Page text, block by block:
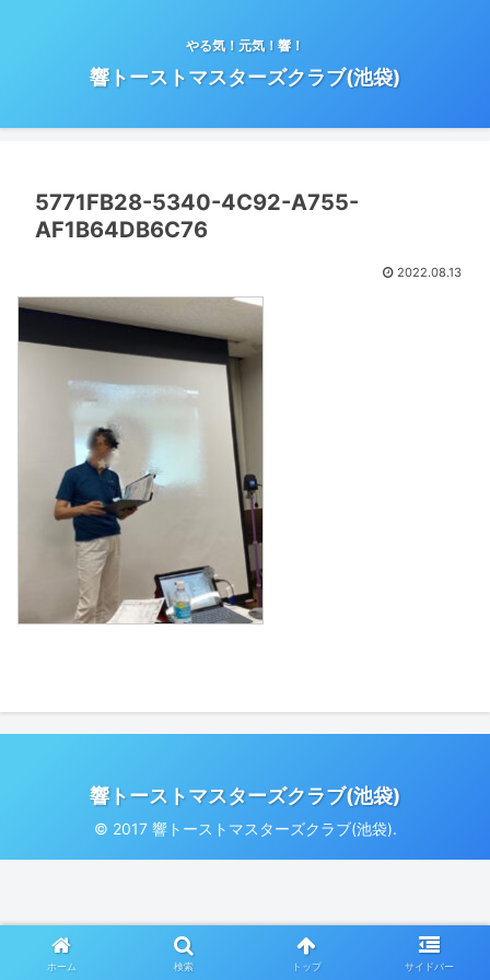
やる気！元気！響！
響トーストマスターズクラブ(池袋)
5771FB28-5340-4C92-A755-
AF1B64DB6C76
2022.08.13
響トーストマスターズクラブ(池袋)
© 2017 響トーストマスターズクラブ(池袋).
ホーム 検索 トップ サイドバー